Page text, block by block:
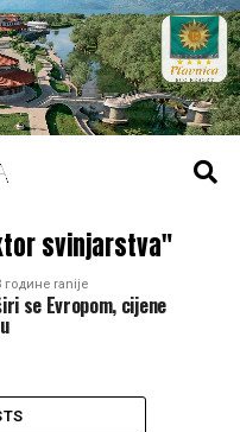
svinjarstva"
године ranije
se Evropom, cijene